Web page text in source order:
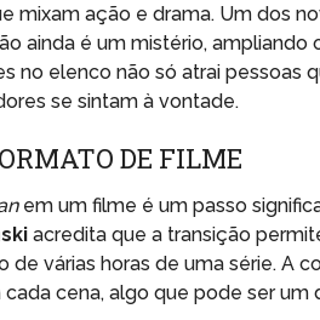
mixam ação e drama. Um dos
ainda é um mistério, ampliando
no elenco não só atrai pessoas
se sintam à vontade.
DE FILME
em um filme é um passo
acredita que a transição
várias horas de uma série. A
cena, algo que pode ser um